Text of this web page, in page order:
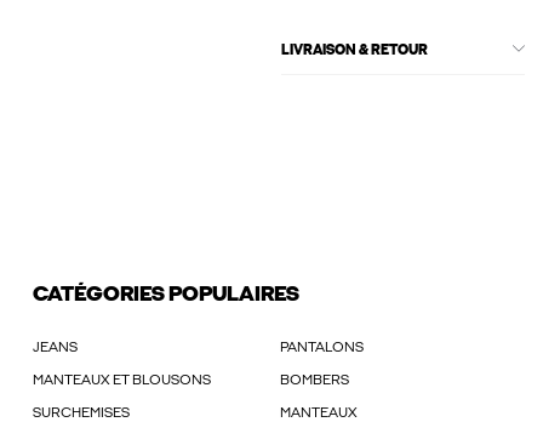
LIVRAISON & RETOUR
CATÉGORIES POPULAIRES
JEANS PANTALONS
MANTEAUX ET BLOUSONS BOMBERS
SURCHEMISES MANTEAUX